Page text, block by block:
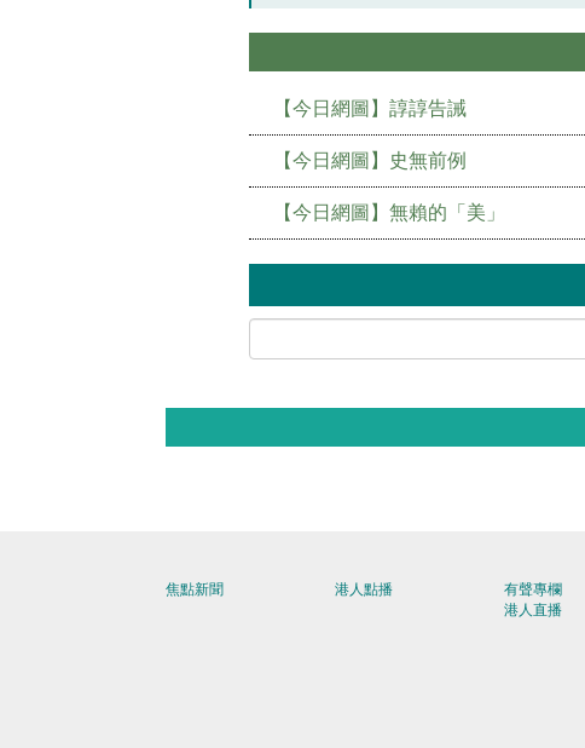
【今日網圖】諄諄告誡
【今日網圖】史無前例
【今日網圖】無賴的「美」
焦點新聞 港人點播
有聲專欄
港人直播